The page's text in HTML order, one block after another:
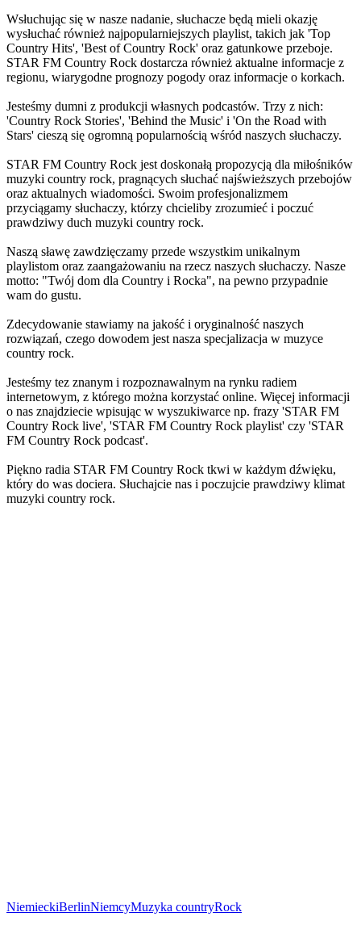
Wsłuchując się w nasze nadanie, słuchacze będą mieli okazję
wysłuchać również najpopularniejszych playlist, takich jak 'Top
Country Hits', 'Best of Country Rock' oraz gatunkowe przeboje.
STAR FM Country Rock dostarcza również aktualne informacje z
regionu, wiarygodne prognozy pogody oraz informacje o korkach.
Jesteśmy dumni z produkcji własnych podcastów. Trzy z nich:
'Country Rock Stories', 'Behind the Music' i 'On the Road with
Stars' cieszą się ogromną popularnością wśród naszych słuchaczy.
STAR FM Country Rock jest doskonałą propozycją dla miłośników
muzyki country rock, pragnących słuchać najświeższych przebojów
oraz aktualnych wiadomości. Swoim profesjonalizmem
przyciągamy słuchaczy, którzy chcieliby zrozumieć i poczuć
prawdziwy duch muzyki country rock.
Naszą sławę zawdzięczamy przede wszystkim unikalnym
playlistom oraz zaangażowaniu na rzecz naszych słuchaczy. Nasze
motto: "Twój dom dla Country i Rocka", na pewno przypadnie
wam do gustu.
Zdecydowanie stawiamy na jakość i oryginalność naszych
rozwiązań, czego dowodem jest nasza specjalizacja w muzyce
country rock.
Jesteśmy tez znanym i rozpoznawalnym na rynku radiem
internetowym, z którego można korzystać online. Więcej informacji
o nas znajdziecie wpisując w wyszukiwarce np. frazy 'STAR FM
Country Rock live', 'STAR FM Country Rock playlist' czy 'STAR
FM Country Rock podcast'.
Piękno radia STAR FM Country Rock tkwi w każdym dźwięku,
który do was dociera. Słuchajcie nas i poczujcie prawdziwy klimat
muzyki country rock.
NiemieckiBerlinNiemcyMuzyka countryRock